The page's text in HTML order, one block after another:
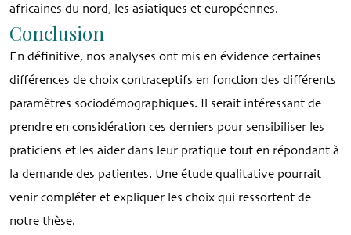
africaines du nord, les asiatiques et européennes.
Conclusion
En définitive, nos analyses ont mis en évidence certaines
différences de choix contraceptifs en fonction des différents
paramètres sociodémographiques. Il serait intéressant de
prendre en considération ces derniers pour sensibiliser les
praticiens et les aider dans leur pratique tout en répondant à
la demande des patientes. Une étude qualitative pourrait
venir compléter et expliquer les choix qui ressortent de
notre thèse.